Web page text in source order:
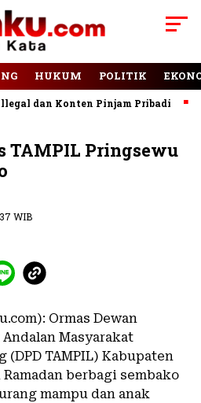
HUKUM POLITIK
dan Konten Pinjam Pribadi
TAMPIL Pringsewu
WIB
Ormas Dewan
Masyarakat
(DPD TAMPIL) Kabupaten
berbagi sembako
mampu dan anak